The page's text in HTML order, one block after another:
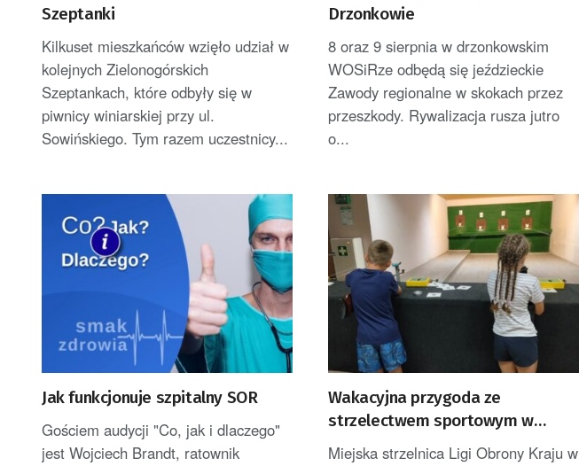
Szeptanki
Kilkuset mieszkańców wzięło udział w
kolejnych Zielonogórskich
Szeptankach, które odbyły się w
piwnicy winiarskiej przy ul.
Sowińskiego. Tym razem uczestnicy...
Drzonkowie
8 oraz 9 sierpnia w drzonkowskim
WOSiRze odbędą się jeździeckie
Zawody regionalne w skokach przez
przeszkody. Rywalizacja rusza jutro
o...
Jak funkcjonuje szpitalny SOR
Gościem audycji "Co, jak i dlaczego"
jest Wojciech Brandt, ratownik
Wakacyjna przygoda ze
strzelectwem sportowym w
Żarach
Miejska strzelnica Ligi Obrony Kraju w